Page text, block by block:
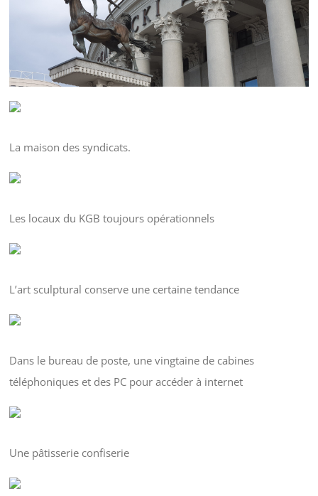
La maison des syndicats.
Les locaux du KGB toujours opérationnels
L’art sculptural conserve une certaine tendance
Dans le bureau de poste, une vingtaine de cabines
téléphoniques et des PC pour accéder à internet
Une pâtisserie confiserie